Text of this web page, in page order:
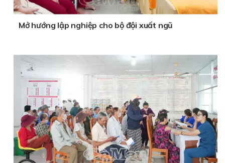
Mở hướng lập nghiệp cho bộ đội xuất ngũ